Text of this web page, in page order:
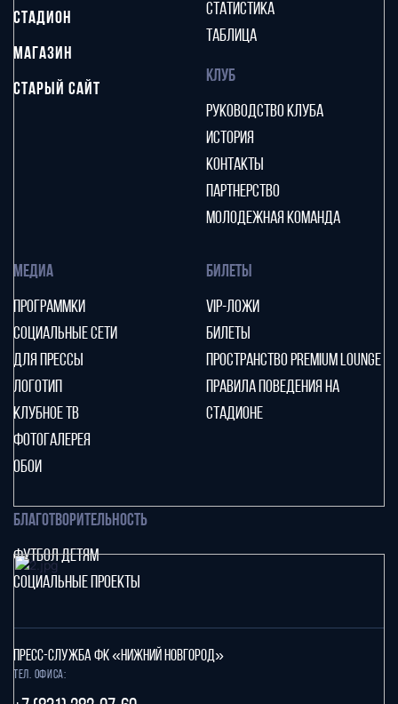
СТАДИОН
МАГАЗИН
СТАРЫЙ САЙТ
СТАТИСТИКА
ТАБЛИЦА
КЛУБ
РУКОВОДСТВО КЛУБА
ИСТОРИЯ
КОНТАКТЫ
ПАРТНЕРСТВО
МОЛОДЕЖНАЯ КОМАНДА
МЕДИА
ПРОГРАММКИ
СОЦИАЛЬНЫЕ СЕТИ
ДЛЯ ПРЕССЫ
ЛОГОТИП
КЛУБНОЕ ТВ
ФОТОГАЛЕРЕЯ
ОБОИ
БИЛЕТЫ
VIP-ЛОЖИ
БИЛЕТЫ
ПРОСТРАНСТВО PREMIUM LOUNGE
ПРАВИЛА ПОВЕДЕНИЯ НА
СТАДИОНЕ
БЛАГОТВОРИТЕЛЬНОСТЬ
ФУТБОЛ ДЕТЯМ
СОЦИАЛЬНЫЕ ПРОЕКТЫ
ПРЕСС-СЛУЖБА ФК «НИЖНИЙ НОВГОРОД»
Тел. офиса: